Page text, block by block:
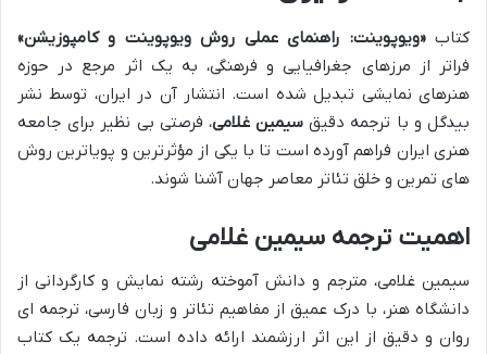
کتاب«ویوپوینت: راهنمای عملی روش ویوپوینت و کامپوزیشن»
فراتر از مرزهای جغرافیایی و فرهنگی، به یک اثر مرجع در حوزه
هنرهای نمایشی تبدیل شده است. انتشار آن در ایران، توسط نشر
بیدگل و با ترجمه دقیق سیمین غلامی، فرصتی بی نظیر برای جامعه
هنری ایران فراهم آورده است تا با یکی از مؤثرترین و پویاترین روش
های تمرین و خلق تئاتر معاصر جهان آشنا شوند.
اهمیت ترجمه سیمین غلامی
سیمین غلامی، مترجم و دانش آموخته رشته نمایش و کارگردانی از
دانشگاه هنر، با درک عمیق از مفاهیم تئاتر و زبان فارسی، ترجمه ای
روان و دقیق از این اثر ارزشمند ارائه داده است. ترجمه یک کتاب